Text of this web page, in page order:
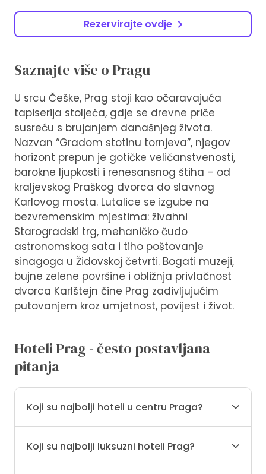
Rezervirajte ovdje
Saznajte više o Pragu
U srcu Češke, Prag stoji kao očaravajuća
tapiserija stoljeća, gdje se drevne priče
susreću s brujanjem današnjeg života.
Nazvan “Gradom stotinu tornjeva”, njegov
horizont prepun je gotičke veličanstvenosti,
barokne ljupkosti i renesansnog štiha – od
kraljevskog Praškog dvorca do slavnog
Karlovog mosta. Lutalice se izgube na
bezvremenskim mjestima: živahni
Starogradski trg, mehaničko čudo
astronomskog sata i tiho poštovanje
sinagoga u Židovskoj četvrti. Bogati muzeji,
bujne zelene površine i obližnja privlačnost
dvorca Karlštejn čine Prag zadivljujućim
putovanjem kroz umjetnost, povijest i život.
Hoteli Prag - često postavljana
pitanja
Koji su najbolji hoteli u centru Praga?
Koji su najbolji luksuzni hoteli Prag?